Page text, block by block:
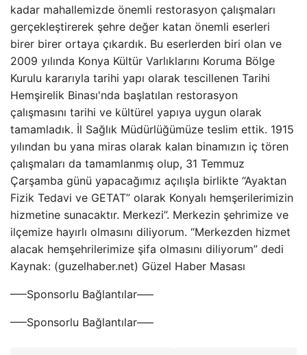
kadar mahallemizde önemli restorasyon çalışmaları
gerçekleştirerek şehre değer katan önemli eserleri
birer birer ortaya çıkardık. Bu eserlerden biri olan ve
2009 yılında Konya Kültür Varlıklarını Koruma Bölge
Kurulu kararıyla tarihi yapı olarak tescillenen Tarihi
Hemşirelik Binası'nda başlatılan restorasyon
çalışmasını tarihi ve kültürel yapıya uygun olarak
tamamladık. İl Sağlık Müdürlüğümüze teslim ettik. 1915
yılından bu yana miras olarak kalan binamızın iç tören
çalışmaları da tamamlanmış olup, 31 Temmuz
Çarşamba günü yapacağımız açılışla birlikte “Ayaktan
Fizik Tedavi ve GETAT” olarak Konyalı hemşerilerimizin
hizmetine sunacaktır. Merkezi”. Merkezin şehrimize ve
ilçemize hayırlı olmasını diliyorum. “Merkezden hizmet
alacak hemşehrilerimize şifa olmasını diliyorum” dedi
Kaynak: (guzelhaber.net) Güzel Haber Masası
—–Sponsorlu Bağlantılar—–
—–Sponsorlu Bağlantılar—–